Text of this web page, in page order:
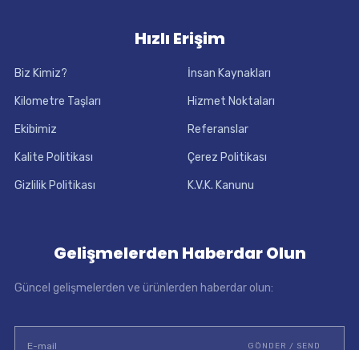
Hızlı Erişim
Biz Kimiz? İnsan Kaynakları
Kilometre Taşları Hizmet Noktaları
Ekibimiz Referanslar
Kalite Politikası Çerez Politikası
Gizlilik Politikası K.V.K. Kanunu
Gelişmelerden Haberdar Olun
Güncel gelişmelerden ve ürünlerden haberdar olun: